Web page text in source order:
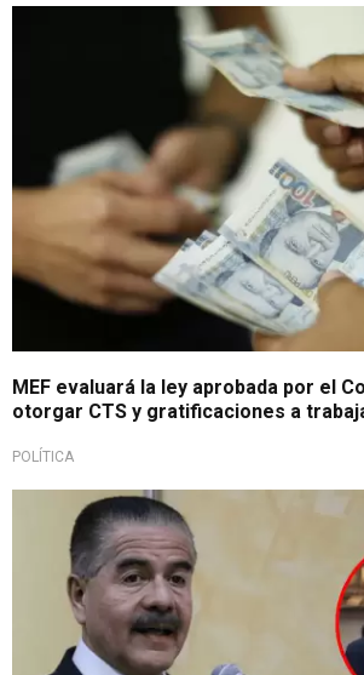
MEF evaluará la ley aprobada por el
otorgar CTS y gratificaciones a
POLÍTICA
Clara postura